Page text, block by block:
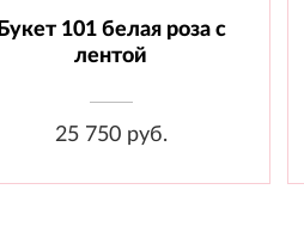
Состав: Роза 70 см - 101 шт.,
Лента.
Букет 101 белая роза с
лентой
25 750 руб.